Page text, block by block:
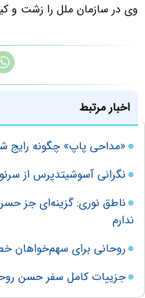
وی در سازمان ملل را زشت و
اخبار مرتبط
«مداحی پاپ» چگونه رایج
نگرانی آسوشیتدپرس از
ناطق نوری: گزینه‌ای جز
ندارم
روحانی برای سهم‌خواهان
جزییات کامل سفر حسن